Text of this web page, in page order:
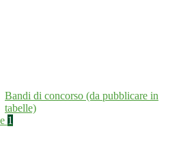
Bandi di concorso (da pubblicare in
tabelle)
1